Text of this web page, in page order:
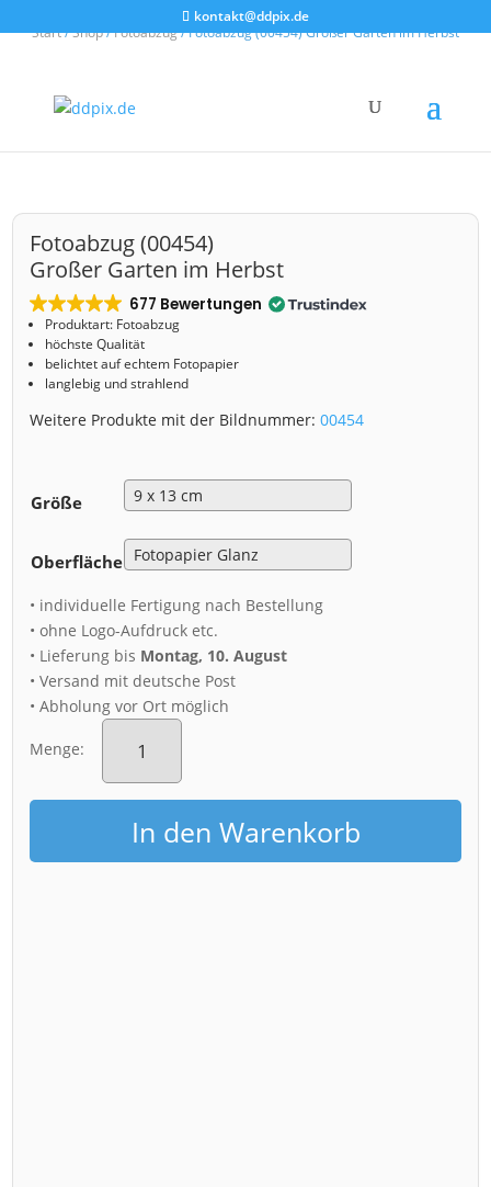
kontakt@ddpix.de
Start/Shop/Fotoabzug/ Fotoabzug (00454) Großer Garten im Herbst
Fotoabzug (00454)
Großer Garten im Herbst
677 Bewertungen
Produktart: Fotoabzug
höchste Qualität
belichtet auf echtem Fotopapier
langlebig und strahlend
Weitere Produkte mit der Bildnummer:00454
Größe
Oberfläche
• individuelle Fertigung nach Bestellung
• ohne Logo-Aufdruck etc.
• Lieferung bis Montag, 10. August
• Versand mit deutsche Post
• Abholung vor Ort möglich
Menge:
Fotoabzug
(00454)
Garten
im
Herbst
MengeIn den Warenkorb